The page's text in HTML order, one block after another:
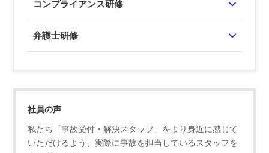
コンプライアンス研修
弁護士研修
社員の声
私たち「事故受付・解決スタッフ」をより身近に感じて
いただけるよう、実際に事故を担当しているスタッフを